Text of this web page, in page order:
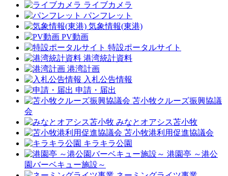
ライブカメラ
パンフレット
気象情報(東港)
PV動画
特設ポータルサイト
港湾統計資料
港湾計画
入札公告情報
申請・届出
苫小牧クルーズ振興協議
会
みなとオアシス苫小牧
苫小牧港利用促進協議会
キラキラ公園
港園亭 ～港公
園バーベキュー施設～